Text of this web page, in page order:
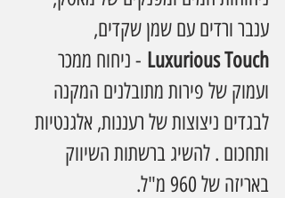
ענבר ורדים עם שמן שקדים,
Luxurious Touch - ניחוח ממכר
ועמוק של פירות מתובלנים המקנה
לבגדים ניצוצות של רעננות, אלגנטיות
ותחכום . להשיג ברשתות השיווק
באריזה של 960 מ"ל.